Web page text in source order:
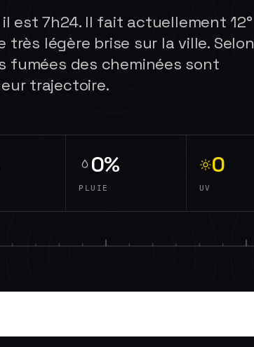
est 7h24. Il fait actuellement 12°
très légère brise sur la ville. Selon
fumées des cheminées sont
trajectoire.
0%
PLUIE
0
UV